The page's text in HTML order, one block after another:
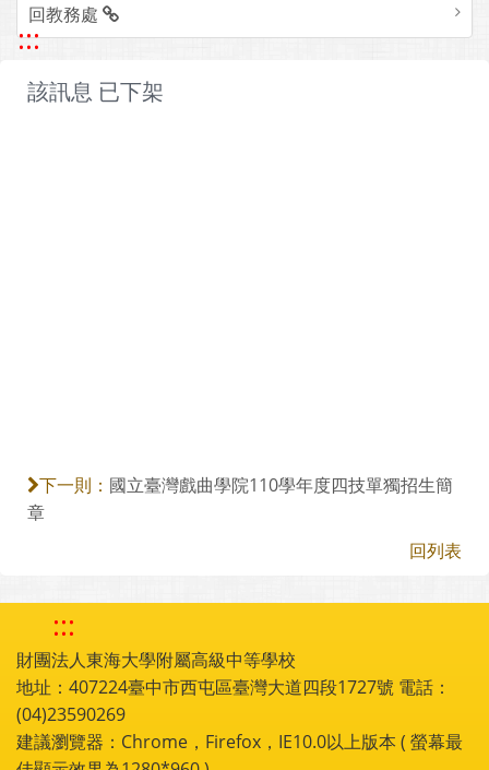
回教務處
:::
該訊息 已下架
下一則： 國立臺灣戲曲學院110學年度四技單獨招生簡
章
回列表
:::
財團法人東海大學附屬高級中等學校
地址：407224臺中市西屯區臺灣大道四段1727號 電話：
(04)23590269
建議瀏覽器：Chrome，Firefox，IE10.0以上版本 ( 螢幕最